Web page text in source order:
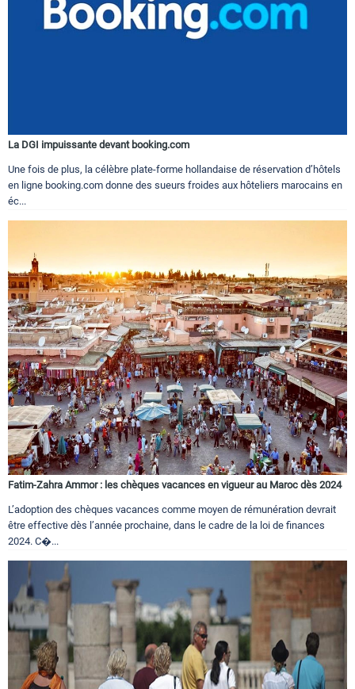
La DGI impuissante devant booking.com
Une fois de plus, la célèbre plate-forme hollandaise de réservation d’hôtels
en ligne booking.com donne des sueurs froides aux hôteliers marocains en
éc...
Fatim-Zahra Ammor : les chèques vacances en vigueur au Maroc dès 2024
L’adoption des chèques vacances comme moyen de rémunération devrait
être effective dès l’année prochaine, dans le cadre de la loi de finances
2024. C�...